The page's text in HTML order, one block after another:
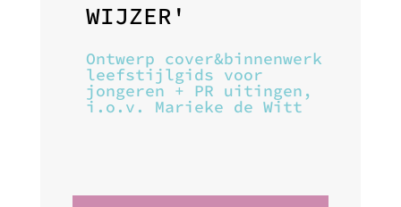
WIJZER'
Ontwerp cover&binnenwerk
leefstijlgids voor
jongeren + PR uitingen,
i.o.v. Marieke de Witt